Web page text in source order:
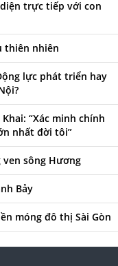
trực tiếp với con
thiên nhiên
lực phát triển hay
“Xác minh chính
nhất đời tôi”
ven sông Hương
Bảy
móng đô thị Sài Gòn